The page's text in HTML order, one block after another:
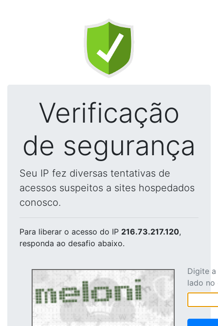
Verificação
de segurança
Seu IP fez diversas tentativas de
acessos suspeitos a sites hospedados
conosco.
Para liberar o acesso do IP 216.73.217.120,
responda ao desafio abaixo.
Digite
lado no